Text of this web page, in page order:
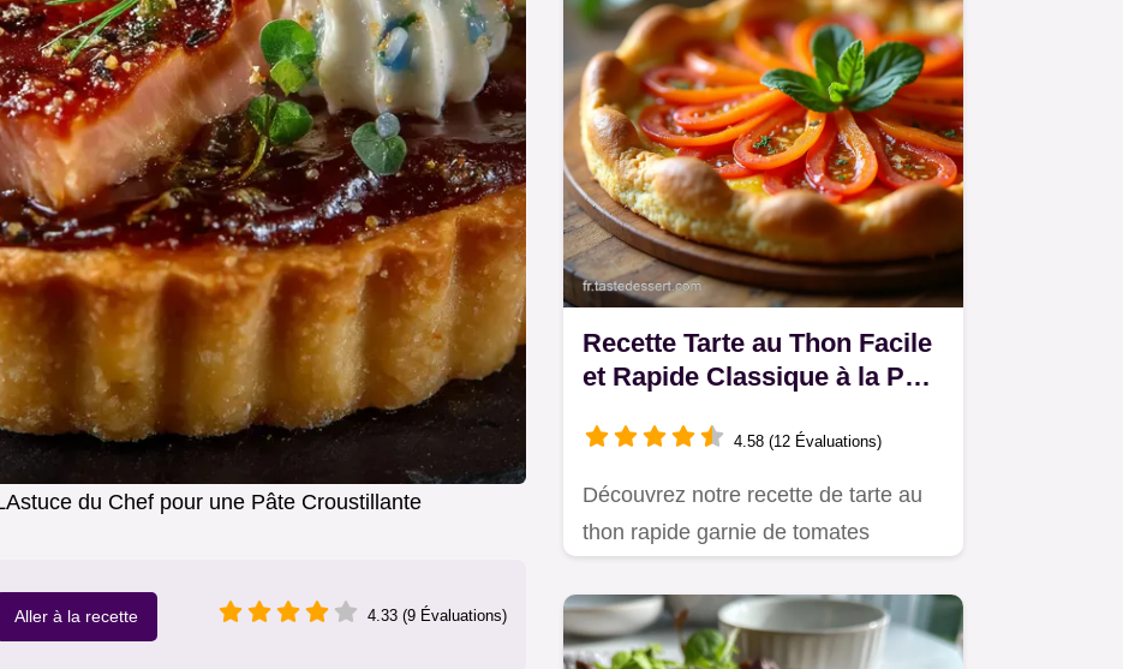
du Chef pour une Pâte Croustillante
Aller à la recette 4.33 (9 Évaluations)
Recette Tarte au Thon Facile
et Rapide Classique à la Pâte
4.58 (12 Évaluations)
Découvrez notre recette de tarte au
thon rapide garnie de tomates